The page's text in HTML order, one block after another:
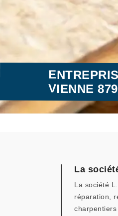
VIENNE
La
La société
réparation,